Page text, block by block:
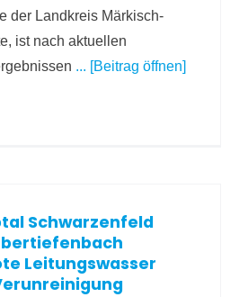
der Landkreis Märkisch-
ist nach aktuellen
... [Beitrag öffnen]
Schwarzenfeld
Leitungswasser